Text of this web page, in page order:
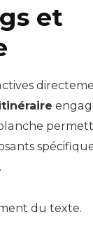
et
du texte.